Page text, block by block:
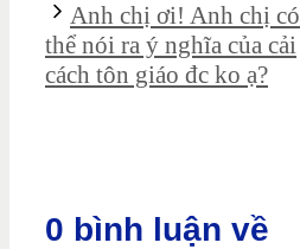
Anh chị ơi! Anh chị có
thể nói ra ý nghĩa của cải
cách tôn giáo đc ko ạ?
0 bình luận về